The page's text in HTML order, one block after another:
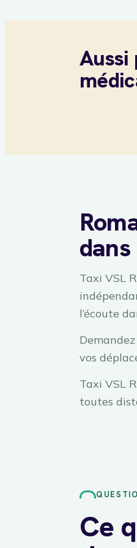
Aussi
Taxi VSL
l’écoute
vos
Taxi VSL
toutes
Ce